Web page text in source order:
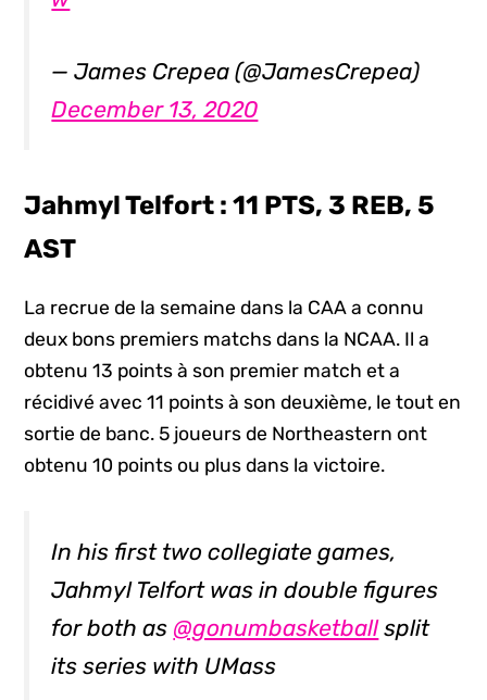
— James Crepea (@JamesCrepea)
December 13, 2020
Jahmyl Telfort : 11 PTS, 3 REB, 5
AST
La recrue de la semaine dans la CAA a connu
deux bons premiers matchs dans la NCAA. Il a
obtenu 13 points à son premier match et a
récidivé avec 11 points à son deuxième, le tout en
sortie de banc. 5 joueurs de Northeastern ont
obtenu 10 points ou plus dans la victoire.
In his first two collegiate games,
Jahmyl Telfort was in double figures
for both as @gonumbasketballsplit
its series with UMass